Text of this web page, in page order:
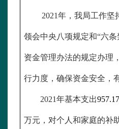
2021年，我局工作
领会中央八项规定和“六
资金管理办法的规定办理
行力度，确保资金安全，
2021年基本支出957.17
万元，对个人和家庭的补